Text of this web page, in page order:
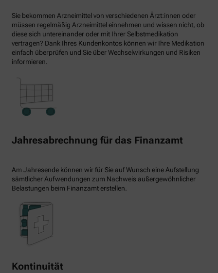
Sie bekommen Arzneimittel von verschiedenen Ärzt:innen oder
müssen regelmäßig Arzneimittel einnehmen und wissen nicht, ob
diese sich untereinander oder mit Ihrer Selbstmedikation
vertragen? Dank Ihres Kundenkontos können wir Ihre Medikation
einfach überprüfen und Sie über Wechselwirkungen und Risiken
informieren.
Jahresabrechnung für das Finanzamt
Am Jahresende können wir für Sie auf Wunsch eine Aufstellung
sämtlicher Aufwendungen zum Nachweis außergewöhnlicher
Belastungen beim Finanzamt erstellen.
Kontinuität